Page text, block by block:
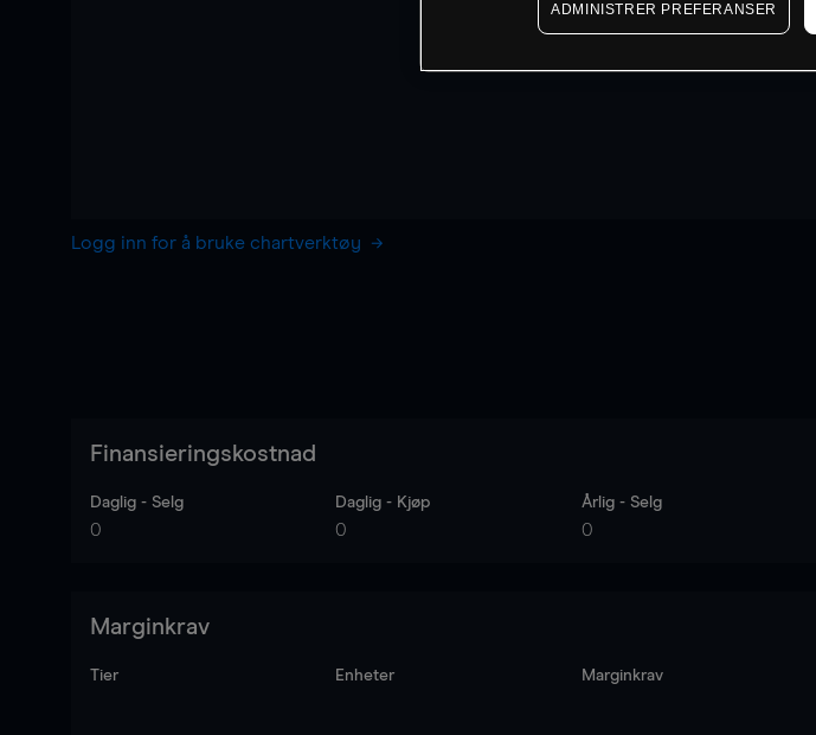
Logg inn for å bruke chartverktøy
Finansieringskostnad
Daglig - Selg
0
Daglig - Kjøp
0
Årlig - Selg
0
Marginkrav
Tier Enheter Marginkrav
ADMINISTRER PREFERANSER